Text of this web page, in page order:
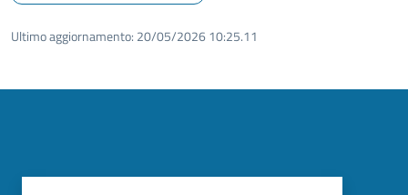
Ultimo aggiornamento: 20/05/2026 10:25.11